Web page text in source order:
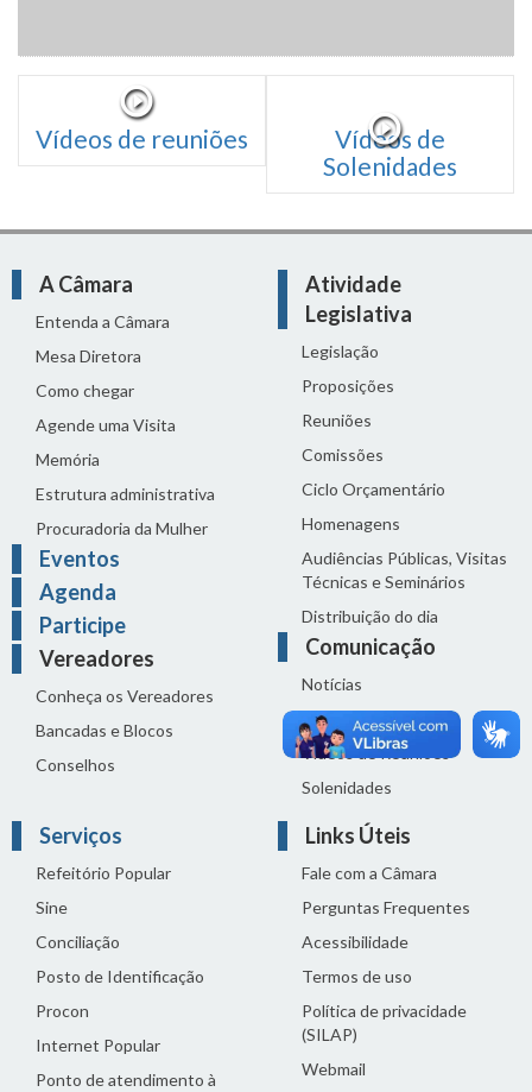
Vídeos de reuniões
Vídeos de
Solenidades
A Câmara
Entenda a Câmara
Mesa Diretora
Como chegar
Agende uma Visita
Memória
Estrutura administrativa
Procuradoria da Mulher
Eventos
Agenda
Participe
Vereadores
Conheça os Vereadores
Bancadas e Blocos
Conselhos
Atividade
Legislativa
Legislação
Proposições
Reuniões
Comissões
Ciclo Orçamentário
Homenagens
Audiências Públicas, Visitas
Técnicas e Seminários
Distribuição do dia
Comunicação
Notícias
Sala de Imprensa
Vídeos de Reuniões
Solenidades
Serviços
Refeitório Popular
Sine
Conciliação
Posto de Identificação
Procon
Internet Popular
Ponto de atendimento à
Links Úteis
Fale com a Câmara
Perguntas Frequentes
Acessibilidade
Termos de uso
Política de privacidade
(SILAP)
Webmail